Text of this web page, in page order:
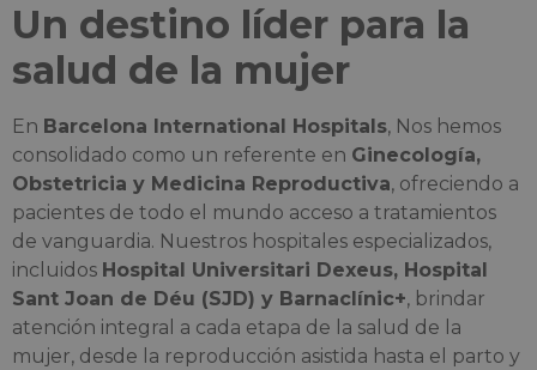
Un destino líder para la
salud de la mujer
En Barcelona International Hospitals, Nos hemos
consolidado como un referente en Ginecología,
Obstetricia y Medicina Reproductiva, ofreciendo a
pacientes de todo el mundo acceso a tratamientos
de vanguardia. Nuestros hospitales especializados,
incluidos Hospital Universitari Dexeus, Hospital
Sant Joan de Déu (SJD) y Barnaclínic+, brindar
atención integral a cada etapa de la salud de la
mujer, desde la reproducción asistida hasta el parto y